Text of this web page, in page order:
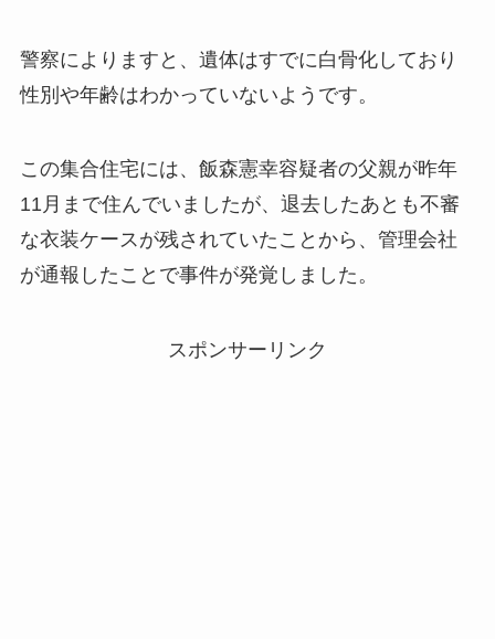
警察によりますと、遺体はすでに白骨化しており
性別や年齢はわかっていないようです。
この集合住宅には、飯森憲幸容疑者の父親が昨年
11月まで住んでいましたが、退去したあとも不審
な衣装ケースが残されていたことから、管理会社
が通報したことで事件が発覚しました。
スポンサーリンク